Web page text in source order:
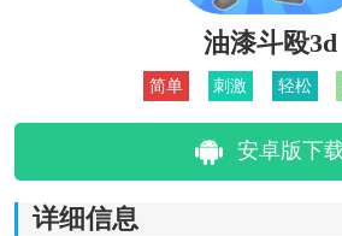
油漆斗殴3d
简单 刺激 轻松
安卓版下
详细信息